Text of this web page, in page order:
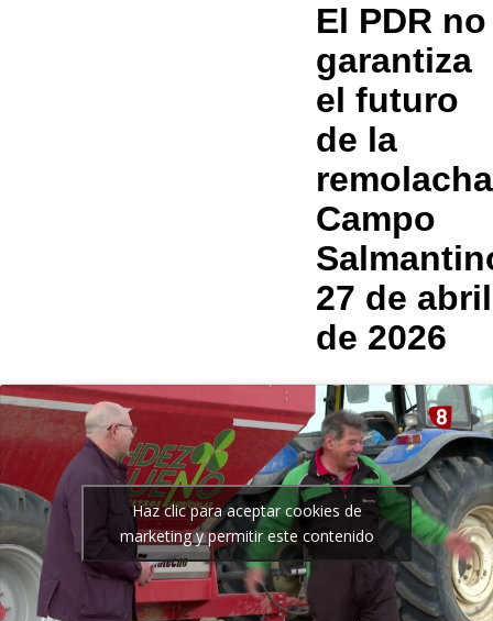
El PDR no
garantiza
el futuro
de la
Campo
27 de abril
de 2026
Haz clic para aceptar cookies de
marketing y permitir este contenido